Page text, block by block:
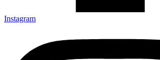
Instagram